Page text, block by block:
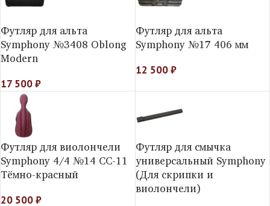
Футляр для альта
Symphony №3408 Oblong
Modern
17 500₽
Футляр для альта
Symphony №17 406 мм
12 500₽
Футляр для виолончели
Symphony 4/4 №14 СС-11
Тёмно-красный
20 500₽
Футляр для смычка
универсальный Symphony
(Для скрипки и
виолончели)